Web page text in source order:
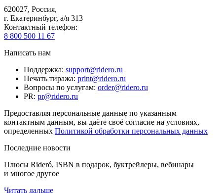
620027, Россия,
г. Екатеринбург, а/я 313
Контактный телефон:
8 800 500 11 67
Написать нам
Поддержка: support@ridero.ru
Печать тиража: print@ridero.ru
Вопросы по услугам: order@ridero.ru
PR: pr@ridero.ru
Предоставляя персональные данные по указанным
контактным данным, вы даёте своё согласие на условиях,
определенных Политикой обработки персональных данных
Последние новости
Плюсы Rideró, ISBN в подарок, буктрейлеры, вебинары
и многое другое
Читать дальше